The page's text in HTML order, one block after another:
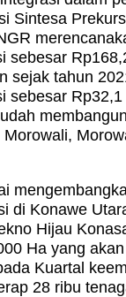
Sintesa
sebesar
sejak tahun
sebesar
di Konawe
Hijau
Ha yang
Kuartal
28 ribu